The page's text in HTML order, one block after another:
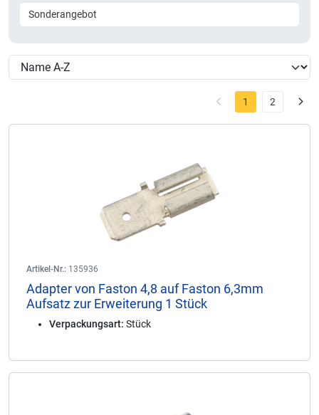
Sonderangebot
1 2
Artikel-Nr.: 135936
Adapter von Faston 4,8 auf Faston 6,3mm
Aufsatz zur Erweiterung 1 Stück
Verpackungsart: Stück